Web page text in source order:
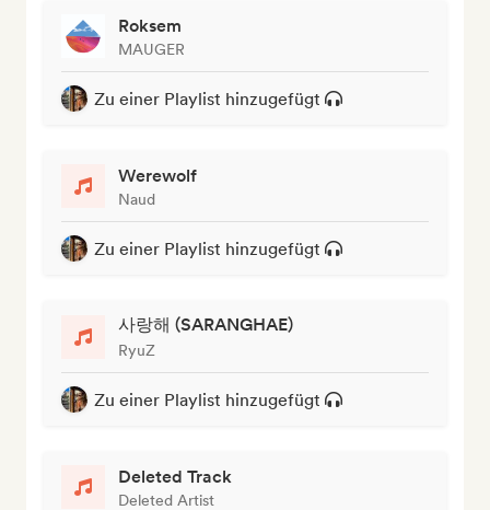
Roksem
MAUGER
Zu einer Playlist hinzugefügt
Werewolf
Naud
Zu einer Playlist hinzugefügt
사랑해 (SARANGHAE)
RyuZ
Zu einer Playlist hinzugefügt
Deleted Track
Deleted Artist